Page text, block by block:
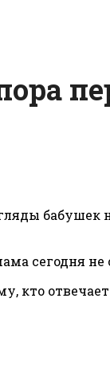
сегодня
кто